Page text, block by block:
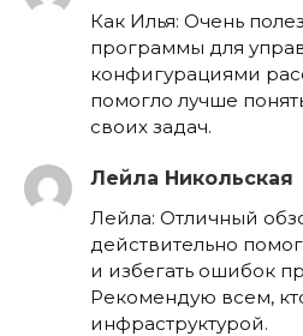
Как Илья: Очень
программы для
конфигурациями
помогло лучше
своих задач.
Лейла Никольская
Лейла: Отличный
действительно
и избегать ошибок
Рекомендую всем,
инфраструктурой.